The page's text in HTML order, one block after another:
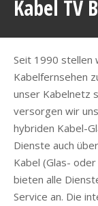
Kabel TV
Seit 1990 stellen
Kabelfernsehen
unser Kabelnetz
versorgen wir
hybriden Kabel-
Dienste auch
Kabel (Glas-
bieten alle
Service an. Die